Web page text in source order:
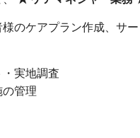
のケアプラン作成、サ
・実地調査
の管理